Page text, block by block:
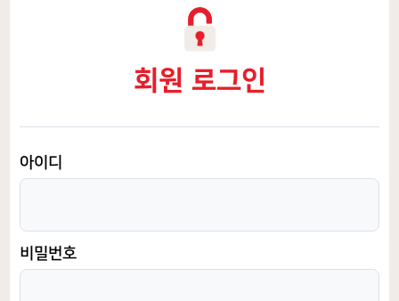
회원 로그인
아이디
비밀번호